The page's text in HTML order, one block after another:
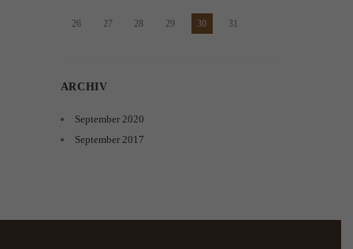
26 27 28 29 30 31
ARCHIV
September 2020
September 2017